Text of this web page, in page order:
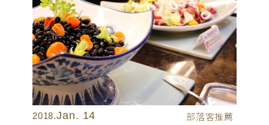
2018.Jan. 14 部落客推薦